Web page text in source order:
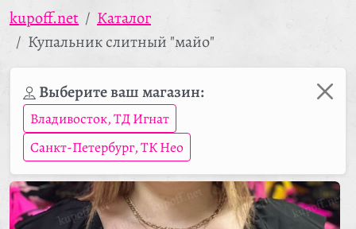
kupoff.net
Каталог
Купальник слитный "майо"
Выберите ваш магазин:
Владивосток, ТД Игнат
Санкт-Петербург, ТК Нео